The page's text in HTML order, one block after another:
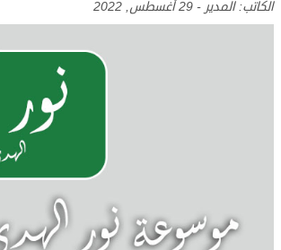
الكاتب:المدير - 29 أغسطس, 2022